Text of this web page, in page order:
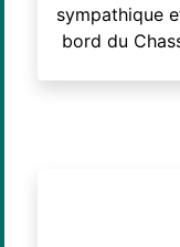
sympathique
bord du